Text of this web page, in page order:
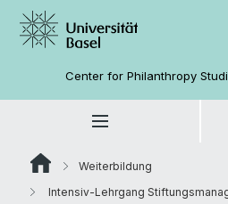
Center for Philanthropy
Weiterbildung
Intensiv-Lehrgang